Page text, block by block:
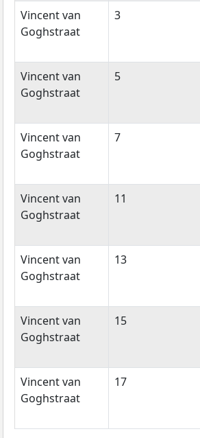
Vincent van
Goghstraat
3
Vincent van
Goghstraat
5
Vincent van
Goghstraat
7
Vincent van
Goghstraat
11
Vincent van
Goghstraat
13
Vincent van
Goghstraat
15
Vincent van
Goghstraat
17